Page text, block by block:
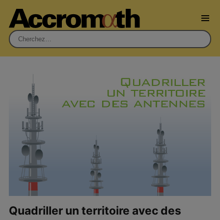
Rechercher :
Quadriller un territoire avec des